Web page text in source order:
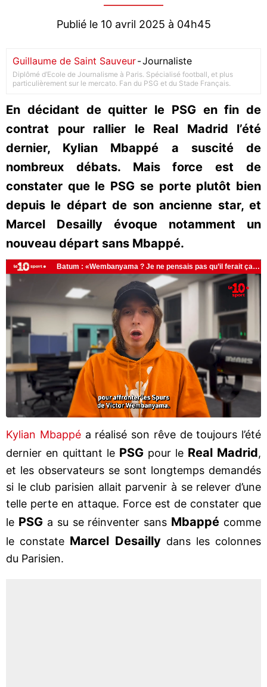
Publié le 10 avril 2025 à 04h45
Guillaume de Saint Sauveur-Journaliste
Diplômé d’Ecole de Journalisme à Paris. Spécialisé football, et plus
particulièrement sur le mercato. Fan du PSG et du Stade Français.
En décidant de quitter le PSG en fin de
contrat pour rallier le Real Madrid l’été
dernier, Kylian Mbappé a suscité de
nombreux débats. Mais force est de
constater que le PSG se porte plutôt bien
depuis le départ de son ancienne star, et
Marcel Desailly évoque notamment un
nouveau départ sans Mbappé.
Kylian Mbappéa réalisé son rêve de toujours l’été
dernier en quittant le PSG pour le Real Madrid,
et les observateurs se sont longtemps demandés
si le club parisien allait parvenir à se relever d’une
telle perte en attaque. Force est de constater que
le PSGa su se réinventer sans Mbappé comme
le constate Marcel Desaillydans les colonnes
du Parisien.